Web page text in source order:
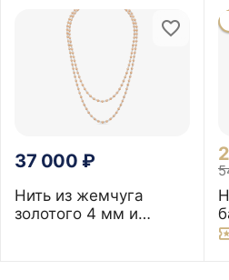
37 000 ₽
Нить из жемчуга
золотого 4 мм и